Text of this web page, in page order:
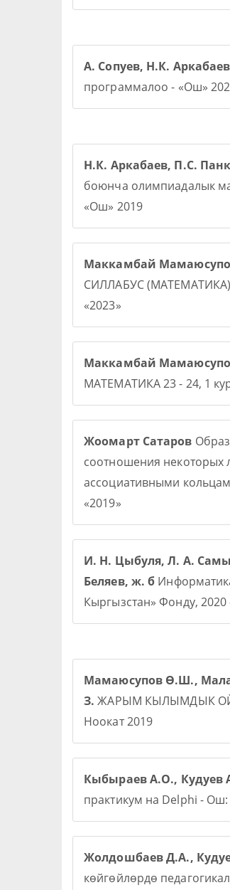
А. Сопуев, Н.К. Аркабаев
программалоо - «Ош»
Н.К. Аркабаев, П.С.
боюнча олимпиадалык
«Ош» 2019
Маккамбай
СИЛЛАБУС (МАТЕМАТИКА)
«2023»
Маккамбай
МАТЕМАТИКА 23 - 24, 1
Жоомарт Сатаров
соотношения некоторых
ассоциативными
«2019»
И. Н. Цыбуля, Л. А.
Беляев, ж. б
Кыргызстан» Фонду, 2020
Мамаюсупов Ө.Ш.,
З. ЖАРЫМ КЫЛЫМДЫК
Ноокат 2019
Кыбыраев А.О., Кудуев
практикум на Delphi - Ош:
Жолдошбаев Д.А.,
көйгөйлөрдө